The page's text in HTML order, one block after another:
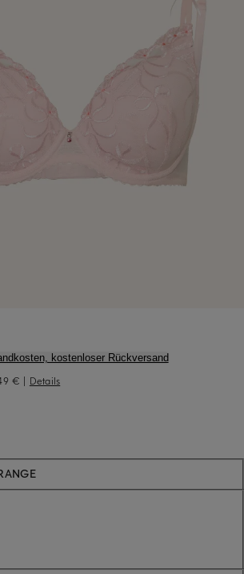
kostenloser Rückversand
€ | Details